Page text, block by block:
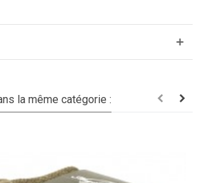
la même catégorie :